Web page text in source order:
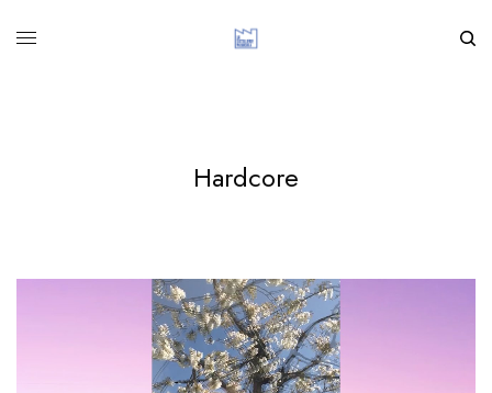
Hardcore